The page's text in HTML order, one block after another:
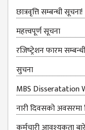
BA SECOND YEAR
BA THIRD YEAR
BA FOURTH YEAR
EDUCATION(B.ED)
B.ED FIRST YEAR
B.ED SECOND YEAR
B.ED THIRD YEAR
छात्रवृत्ति सम्बन्‍धी सूचना!
महत्त्वपूर्ण सूचना
रजिष्‍ट्रेशन फारम
सुचना
MBS Disseratation
नारी दिवसको अवसरमा